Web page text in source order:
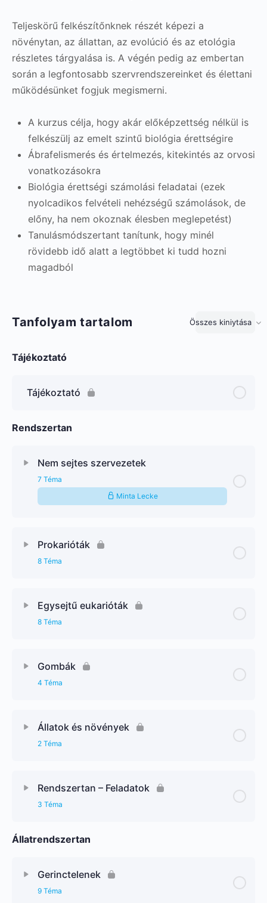
Teljeskörű felkészítőnknek részét képezi a
növénytan, az állattan, az evolúció és az etológia
részletes tárgyalása is. A végén pedig az embertan
során a legfontosabb szervrendszereinket és élettani
működésünket fogjuk megismerni.
A kurzus célja, hogy akár előképzettség nélkül is
felkészülj az emelt szintű biológia érettségire
Ábrafelismerés és értelmezés, kitekintés az orvosi
vonatkozásokra
Biológia érettségi számolási feladatai (ezek
nyolcadikos felvételi nehézségű számolások, de
előny, ha nem okoznak élesben meglepetést)
Tanulásmódszertant tanítunk, hogy minél
rövidebb idő alatt a legtöbbet ki tudd hozni
magadból
Tanfolyam tartalom Összes kiniytása
Lecke
Tájékoztató
Tájékoztató
Rendszertan
Nem sejtes szervezetek
7 Téma
Minta Lecke
Prokarióták
8 Téma
Egysejtű eukarióták
8 Téma
Gombák
4 Téma
Állatok és növények
2 Téma
Rendszertan – Feladatok
3 Téma
Állatrendszertan
Gerinctelenek
9 Téma